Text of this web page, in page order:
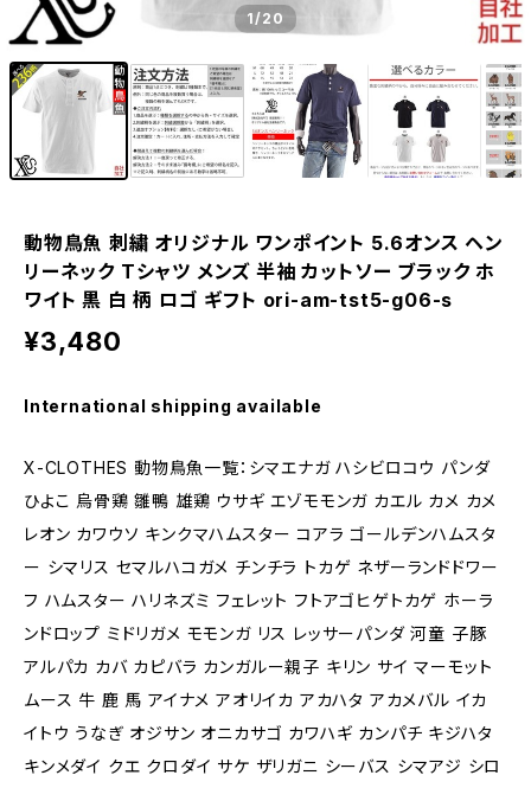
1/20
動物鳥魚 刺繍 オリジナル ワンポイント 5.6オンス ヘン
リーネック Tシャツ メンズ 半袖 カットソー ブラック ホ
ワイト 黒 白 柄 ロゴ ギフト ori-am-tst5-g06-s
¥3,480
International shipping available
X-CLOTHES 動物鳥魚一覧：シマエナガ ハシビロコウ パンダ
ひよこ 烏骨鶏 雛鴨 雄鶏 ウサギ エゾモモンガ カエル カメ カメ
レオン カワウソ キンクマハムスター コアラ ゴールデンハムスタ
ー シマリス セマルハコガメ チンチラ トカゲ ネザーランドドワー
フ ハムスター ハリネズミ フェレット フトアゴヒゲトカゲ ホーラ
ンドロップ ミドリガメ モモンガ リス レッサーパンダ 河童 子豚
アルパカ カバ カピバラ カンガルー親子 キリン サイ マーモット
ムース 牛 鹿 馬 アイナメ アオリイカ アカハタ アカメバル イカ
イトウ うなぎ オジサン オニカサゴ カワハギ カンパチ キジハタ
キンメダイ クエ クロダイ サケ ザリガニ シーバス シマアジ シロ